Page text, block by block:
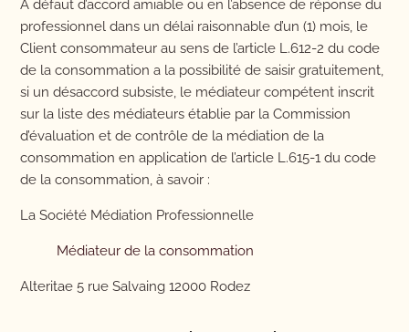
A défaut d’accord amiable ou en l’absence de réponse du
professionnel dans un délai raisonnable d’un (1) mois, le
Client consommateur au sens de l’article L.612-2 du code
de la consommation a la possibilité de saisir gratuitement,
si un désaccord subsiste, le médiateur compétent inscrit
sur la liste des médiateurs établie par la Commission
d’évaluation et de contrôle de la médiation de la
consommation en application de l’article L.615-1 du code
de la consommation, à savoir :
La Société Médiation Professionnelle
Médiateur de la consommation
Alteritae 5 rue Salvaing 12000 Rodez